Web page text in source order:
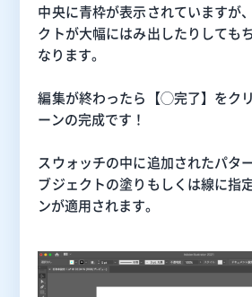
中央に青枠が表示されていますが
クトが大幅にはみ出したりしても
なります。
編集が終わったら【◯完了】をク
ーンの完成です！
スウォッチの中に追加されたパタ
ブジェクトの塗りもしくは線に指
ンが適用されます。